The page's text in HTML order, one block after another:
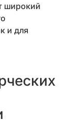
широкий
и для